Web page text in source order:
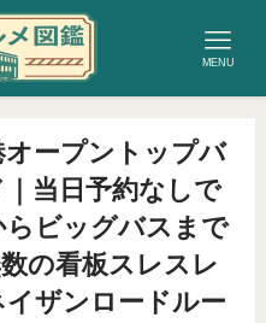
MENU
ープントップバ
当日予約なしで
ビッグバスまで
の看板スレスレ
ザンロードルー